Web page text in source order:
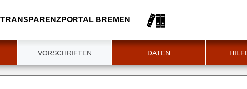
TRANSPARENZPORTAL BREMEN
VORSCHRIFTEN DATEN